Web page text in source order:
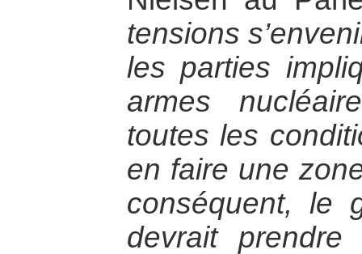
tensions
les parties
armes
toutes les
en faire une
conséquent, le
devrait prendre